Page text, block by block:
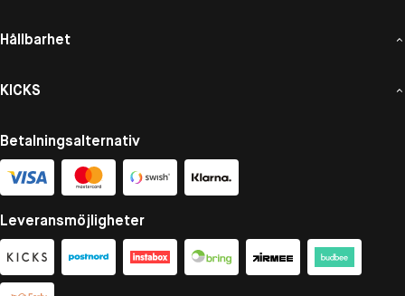
Hållbarhet
KICKS
Betalningsalternativ
Leveransmöjligheter